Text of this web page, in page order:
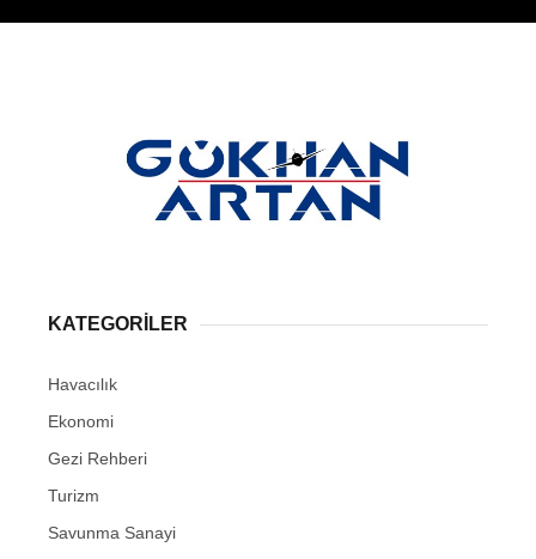
KATEGORİLER
Havacılık
Ekonomi
Gezi Rehberi
Turizm
Savunma Sanayi